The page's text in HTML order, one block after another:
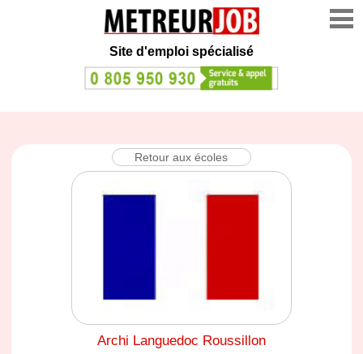
Site d'emploi spécialisé
Retour aux écoles
Archi Languedoc Roussillon